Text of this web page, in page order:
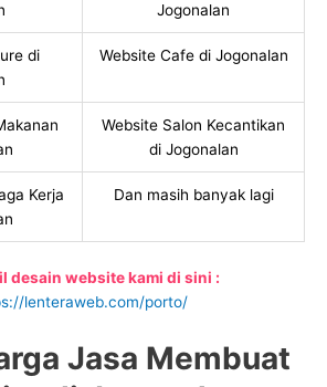
Jogonalan
di
Website Cafe di Jogonalan
Website Salon Kecantikan
di Jogonalan
Kerja
Dan masih banyak lagi
desain website kami di sini :
lenteraweb.com/porto/
Jasa Membuat